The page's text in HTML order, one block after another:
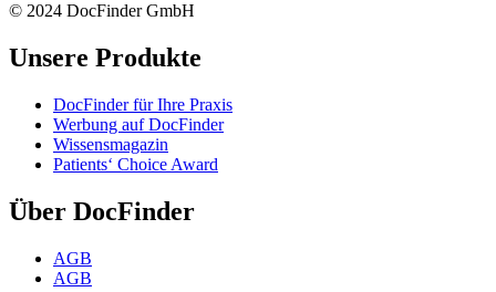
© 2024 DocFinder GmbH
Unsere Produkte
DocFinder für Ihre Praxis
Werbung auf DocFinder
Wissensmagazin
Patients‘ Choice Award
Über DocFinder
AGB
AGB